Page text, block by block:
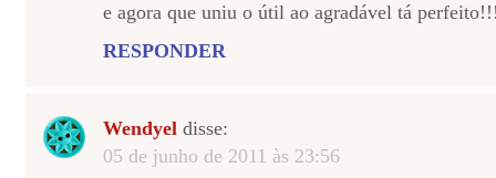
e agora que uniu o útil ao agradável tá
RESPONDER
Wendyel disse:
05 de junho de 2011 às 23:56